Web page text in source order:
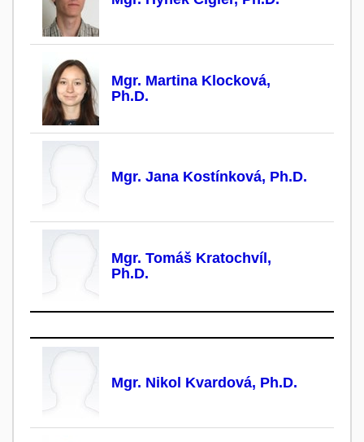
Mgr. Martina Klocková,
Ph.D.
Mgr. Jana Kostínková, Ph.D.
Mgr. Tomáš Kratochvíl,
Ph.D.
Mgr. Nikol Kvardová, Ph.D.